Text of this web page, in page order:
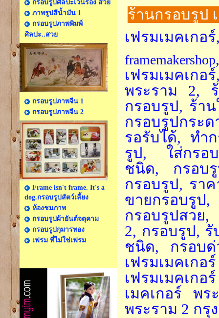
กรอบรูปศิลปะเว้นร่อง สวย
ภาพรูปสีน้ำมัน 1
กรอบรูปภาพพิมพ์
ศิลปะ..สวย
กรอบรูปภาพจีน 1
กรอบรูปภาพจีน 2
Frame isn't frame. It's a
dog.กรอบรูปสัตว์เลี้ยง
ห้องชมภาพ
กรอบรูปผ้ายันต์จตุคาม
กรอบรูปกุมารทอง
เฟรม ที่ไม่ใช่เฟรม
ร้านกรอบรูป
เฟรมเมคเกอร์
framemakershop
เฟรมเมคเ
พระราม 2, ร้
กรอบรูป, ร้า
กรอบรูปกระ
รอรับได้, ทำ
รูป, ใส่กรอ
ชนิด, กรอบรู
กรอบรูป, รา
ขายกรอบรูป,
กรอบรูปสวย
2, กรอบรูป,
ชนิด, กรอบด่
เฟรมเมคเ
เฟรมเมคเกอ
เมคเกอร์ พร
พระราม 2 กรุ